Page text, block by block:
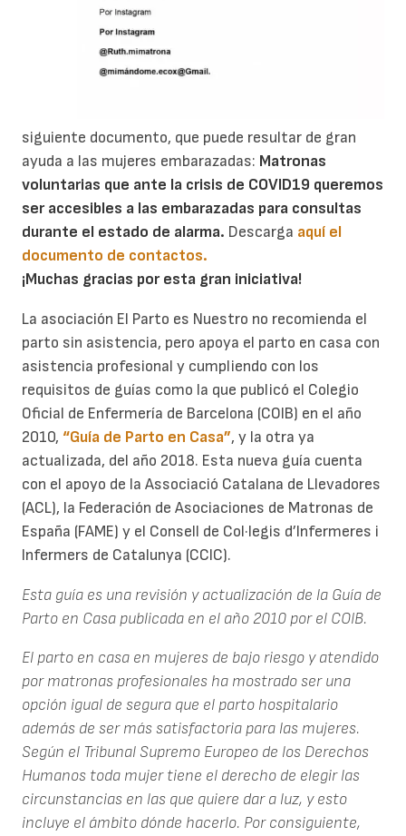
siguiente documento, que puede resultar de gran
ayuda a las mujeres embarazadas: Matronas
voluntarias que ante la crisis de COVID19 queremos
ser accesibles a las embarazadas para consultas
durante el estado de alarma. Descarga aquí el
documento de contactos.
¡Muchas gracias por esta gran iniciativa!
La asociación El Parto es Nuestro no recomienda el
parto sin asistencia, pero apoya el parto en casa con
asistencia profesional y cumpliendo con los
requisitos de guías como la que publicó el Colegio
Oficial de Enfermería de Barcelona (COIB) en el año
2010, “Guía de Parto en Casa”, y la otra ya
actualizada, del año 2018. Esta nueva guía cuenta
con el apoyo de la Associació Catalana de Llevadores
(ACL), la Federación de Asociaciones de Matronas de
España (FAME) y el Consell de Col·legis d’Infermeres i
Infermers de Catalunya (CCIC).
Esta guía es una revisión y actualización de la Guía de
Parto en Casa publicada en el año 2010 por el COIB.
El parto en casa en mujeres de bajo riesgo y atendido
por matronas profesionales ha mostrado ser una
opción igual de segura que el parto hospitalario
además de ser más satisfactoria para las mujeres.
Según el Tribunal Supremo Europeo de los Derechos
Humanos toda mujer tiene el derecho de elegir las
circunstancias en las que quiere dar a luz, y esto
incluye el ámbito dónde hacerlo. Por consiguiente,